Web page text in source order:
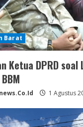
Barat
Ketua DPRD
1 Agustus